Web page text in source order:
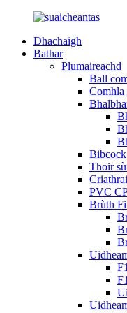
Dhachaigh
Bathar
Plumaireachd
Ball
Comhla
Bibcock
Thoir
PVC
Brùth